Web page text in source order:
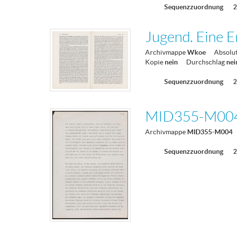
Sequenzzuordnung
Jugend. Eine
ArchivmappeWkoe
Kopie nein Durchschlag
Sequenzzuordnung
MID355-
Archivmappe MID355-M004
Sequenzzuordnung